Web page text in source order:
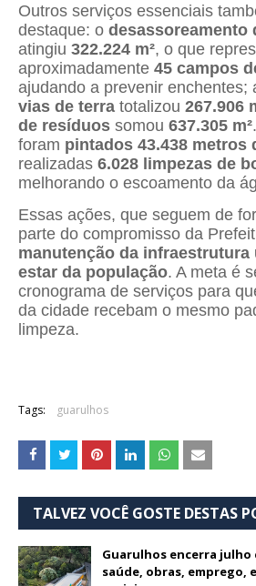
Outros serviços essenciais
destaque: o desassoreamento
atingiu 322.224 m², o que
aproximadamente 45 campos
ajudando a prevenir enchentes;
vias de terra totalizou 267.906
de resíduos somou 637.305 m²
foram pintados 43.438 metros
realizadas 6.028 limpezas de
melhorando o escoamento da
Essas ações, que seguem de
parte do compromisso da
manutenção da infraestrutura
estar da população. A meta é
cronograma de serviços para
da cidade recebam o mesmo
limpeza.
Tags: guarulhos
TALVEZ VOCÊ GOSTE DESTAS
Guarulhos encerra julho
saúde, obras, emprego,